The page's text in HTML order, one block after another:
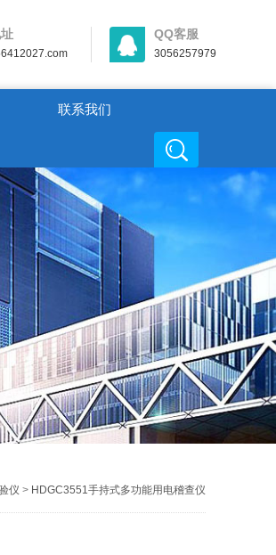
QQ客服
3056257979
联系我们
仪 > HDGC3551手持式多功能用电稽查仪